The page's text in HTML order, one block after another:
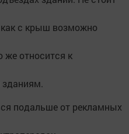
как с крыш возможно
же относится к
зданиям.
подальше от рекламных